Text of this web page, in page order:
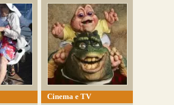
Cinema e TV